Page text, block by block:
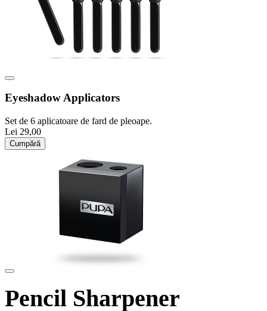
Eyeshadow Applicators
Set de 6 aplicatoare de fard de pleoape.
Lei 29,00
Cumpără
Pencil Sharpener